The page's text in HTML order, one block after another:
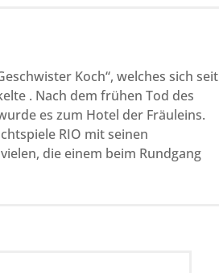
Koch“, welches sich seit
. Nach dem frühen Tod des
es zum Hotel der Fräuleins.
RIO mit seinen
die einem beim Rundgang